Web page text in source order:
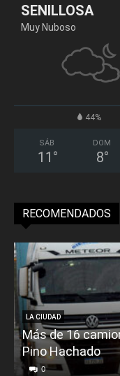
SENILLOSA
Muy Nuboso
44%
SÁB
11 °
DOM
8°
RECOMENDADOS
LA CIUDAD
Más de 16
Pino Hachado
0